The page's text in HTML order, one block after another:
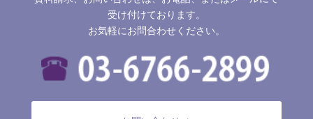
受け付けております。
お気軽にお問合わせください。